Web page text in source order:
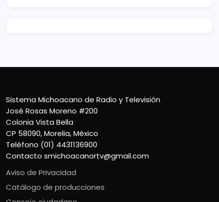
Sistema Michoacano de Radio y Televisión
José Rosas Moreno #200
Colonia Vista Bella
CP 58090, Morelia, México
Teléfono (01) 4431136900
Contacto smichoacanortv@gmail.com
Aviso de Privacidad
Catálogo de producciones